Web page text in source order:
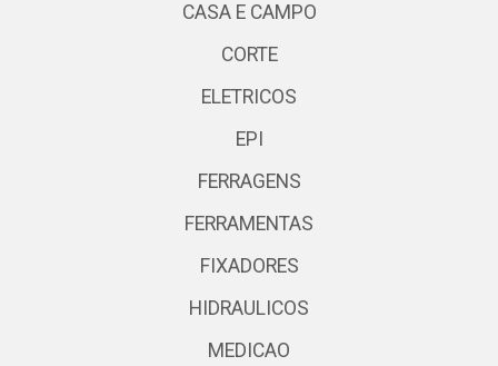
CASA E CAMPO
CORTE
ELETRICOS
EPI
FERRAGENS
FERRAMENTAS
FIXADORES
HIDRAULICOS
MEDICAO